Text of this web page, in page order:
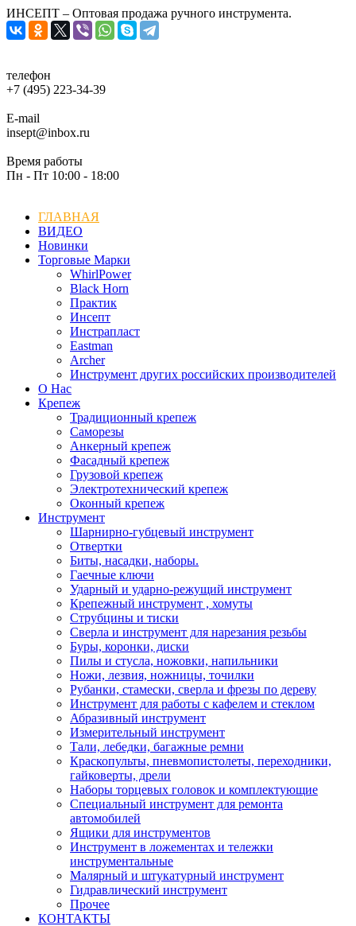
ИНСЕПТ – Оптовая продажа ручного инструмента.
телефон
+7 (495) 223-34-39
E-mail
insept@inbox.ru
Время работы
Пн - Пт 10:00 - 18:00
ГЛАВНАЯ
ВИДЕО
Новинки
Торговые Марки
WhirlPower
Black Horn
Практик
Инсепт
Инстрапласт
Eastman
Archer
Инструмент других российских производителей
О Нас
Крепеж
Традиционный крепеж
Саморезы
Анкерный крепеж
Фасадный крепеж
Грузовой крепеж
Электротехнический крепеж
Оконный крепеж
Инструмент
Шарнирно-губцевый инструмент
Отвертки
Биты, насадки, наборы.
Гаечные ключи
Ударный и ударно-режущий инструмент
Крепежный инструмент , хомуты
Струбцины и тиски
Сверла и инструмент для нарезания резьбы
Буры, коронки, диски
Пилы и стусла, ножовки, напильники
Ножи, лезвия, ножницы, точилки
Рубанки, стамески, сверла и фрезы по дереву
Инструмент для работы с кафелем и стеклом
Абразивный инструмент
Измерительный инструмент
Тали, лебедки, багажные ремни
Краскопульты, пневмопистолеты, переходники,
гайковерты, дрели
Наборы торцевых головок и комплектующие
Специальный инструмент для ремонта
автомобилей
Ящики для инструментов
Инструмент в ложементах и тележки
инструментальные
Малярный и штукатурный инструмент
Гидравлический инструмент
Прочее
КОНТАКТЫ